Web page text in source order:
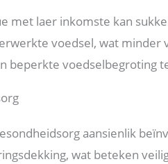
met laer inkomste kan
voedsel, wat minder
beperkte voedselbegroting
aansienlik
wat beteken